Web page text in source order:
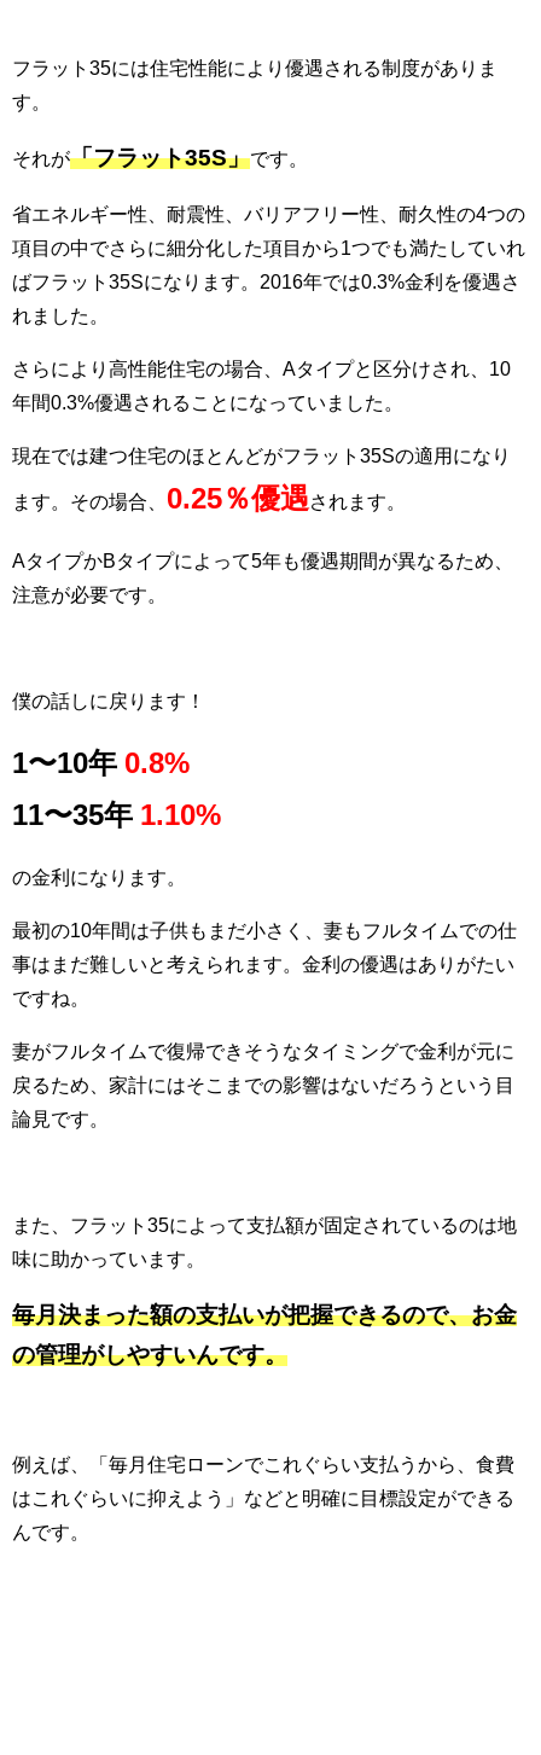
フラット35には住宅性能により優遇される制度がありま
す。
それが「フラット35S」です。
省エネルギー性、耐震性、バリアフリー性、耐久性の4つの
項目の中でさらに細分化した項目から1つでも満たしていれ
ばフラット35Sになります。2016年では0.3%金利を優遇さ
れました。
さらにより高性能住宅の場合、Aタイプと区分けされ、10
年間0.3%優遇されることになっていました。
現在では建つ住宅のほとんどがフラット35Sの適用になり
ます。その場合、 0.25％優遇されます。
AタイプかBタイプによって5年も優遇期間が異なるため、
注意が必要です。
僕の話しに戻ります！
1〜10年 0.8%
11〜35年 1.10%
の金利になります。
最初の10年間は子供もまだ小さく、妻もフルタイムでの仕
事はまだ難しいと考えられます。金利の優遇はありがたい
ですね。
妻がフルタイムで復帰できそうなタイミングで金利が元に
戻るため、家計にはそこまでの影響はないだろうという目
論見です。
また、フラット35によって支払額が固定されているのは地
味に助かっています。
毎月決まった額の支払いが把握できるので、お金
の管理がしやすいんです。
例えば、「毎月住宅ローンでこれぐらい支払うから、食費
はこれぐらいに抑えよう」などと明確に目標設定ができる
んです。